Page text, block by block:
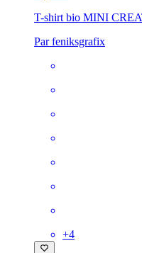
T-shirt bio MINI
Par feniksgrafix
+4